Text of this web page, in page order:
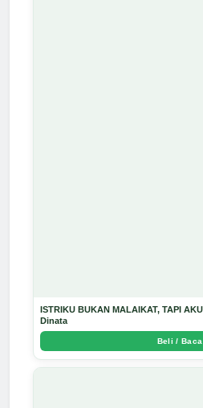
ISTRIKU BUKAN MALAIKAT, TAPI
Dinata
Beli / Baca